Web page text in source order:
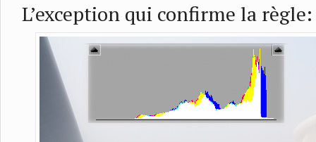
L’exception qui confirme la règle: